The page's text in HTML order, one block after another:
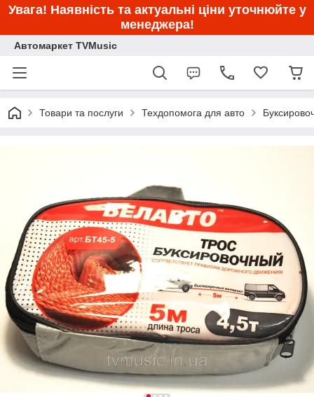
Увага! Наявність та актуальні ціни уточнюйте у
менеджера!
Автомаркет TVMusic
Товари та послуги Техдопомога для авто